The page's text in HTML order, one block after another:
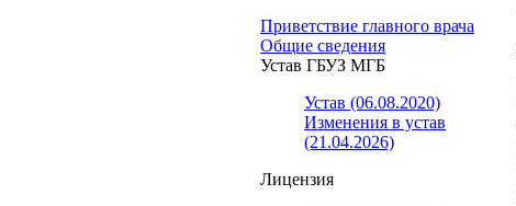
Приветствие главного врача
Общие сведения
Устав ГБУЗ МГБ
Устав (06.08.2020)
Изменения в устав
(21.04.2026)
Лицензия